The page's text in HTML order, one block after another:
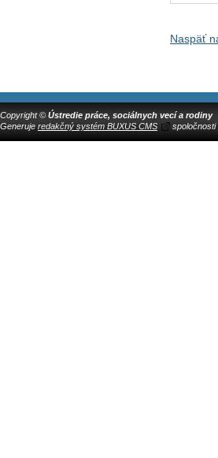
Naspäť
Copyright © Ústredie práce, sociálnych vecí a rodiny
Generuje redakčný systém BUXUS CMS spoločnosti